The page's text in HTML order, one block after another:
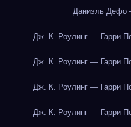
Даниэль Дефо
Дж. К. Роулинг — Гарри
Дж. К. Роулинг — Гарри
Дж. К. Роулинг — Гарри
Дж. К. Роулинг — Гарри